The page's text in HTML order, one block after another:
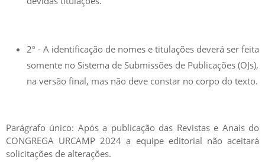
2º - A identificação de nomes e titulações deverá ser feita
somente no Sistema de Submissões de Publicações (OJs),
na versão final, mas não deve constar no corpo do texto.
Parágrafo único: Após a publicação das Revistas e Anais do
CONGREGA URCAMP 2024 a equipe editorial não aceitará
solicitações de alterações.